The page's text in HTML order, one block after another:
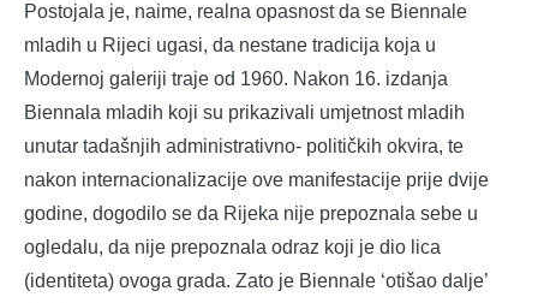
Postojala je, naime, realna opasnost da se Biennale
mladih u Rijeci ugasi, da nestane tradicija koja u
Modernoj galeriji traje od 1960. Nakon 16. izdanja
Biennala mladih koji su prikazivali umjetnost mladih
unutar tadašnjih administrativno- političkih okvira, te
nakon internacionalizacije ove manifestacije prije dvije
godine, dogodilo se da Rijeka nije prepoznala sebe u
ogledalu, da nije prepoznala odraz koji je dio lica
(identiteta) ovoga grada. Zato je Biennale ‘otišao dalje’